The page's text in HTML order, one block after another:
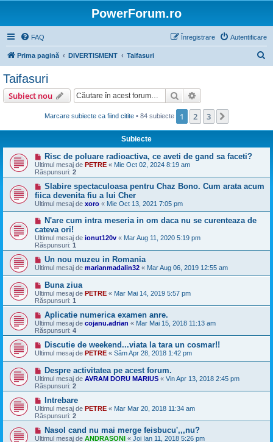
PowerForum.ro
FAQ Autentificare
Înregistrare
Prima pagină DIVERTISMENT Taifasuri
Taifasuri
Subiect nou Căutare
Marcare subiecte ca fiind citite • 84 subiecte 1 2 3
Subiecte
Risc de poluare radioactiva, ce aveti de gand sa faceti?
Ultimul mesaj de PETRE « Mie Oct 02, 2024 8:19 am
Răspunsuri: 2
Slabire spectaculoasa pentru Chaz Bono. Cum arata acum
fiica devenita fiu a lui Cher
Ultimul mesaj de xoro « Mie Oct 13, 2021 7:05 pm
N'are cum intra meseria in om daca nu se curenteaza de
cateva ori!
Ultimul mesaj de ionut120v « Mar Aug 11, 2020 5:19 pm
Răspunsuri: 1
Un nou muzeu in Romania
Ultimul mesaj de marianmadalin32 « Mar Aug 06, 2019 12:55 am
Buna ziua
Ultimul mesaj de PETRE « Mar Mai 14, 2019 5:57 pm
Răspunsuri: 1
Aplicatie numerica examen anre.
Ultimul mesaj de cojanu.adrian « Mar Mai 15, 2018 11:13 am
Răspunsuri: 4
Discutie de weekend...viata la tara un cosmar!!
Ultimul mesaj de PETRE « Sâm Apr 28, 2018 1:42 pm
Despre activitatea pe acest forum.
Ultimul mesaj de AVRAM DORU MARIUS « Vin Apr 13, 2018 2:45 pm
Răspunsuri: 2
Intrebare
Ultimul mesaj de PETRE « Mar Mar 20, 2018 11:34 am
Răspunsuri: 2
Nasol cand nu mai merge feisbucu',,,nu?
Ultimul mesaj de ANDRASONI « Joi Ian 11, 2018 5:26 pm